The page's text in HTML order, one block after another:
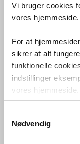
Vi bruger cookies
vores hjemmeside.
For at
sikrer at alt
funktionelle
indstillinger
vores hjemmeside.
Foruden
cookies. Disse
Nødvendig
RB356
- Mat